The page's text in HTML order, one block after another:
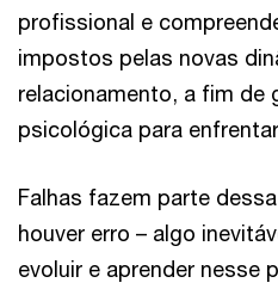
profissional e
impostos pelas novas
relacionamento, a fim de
psicológica para
Falhas fazem parte
houver erro – algo
evoluir e aprender nesse